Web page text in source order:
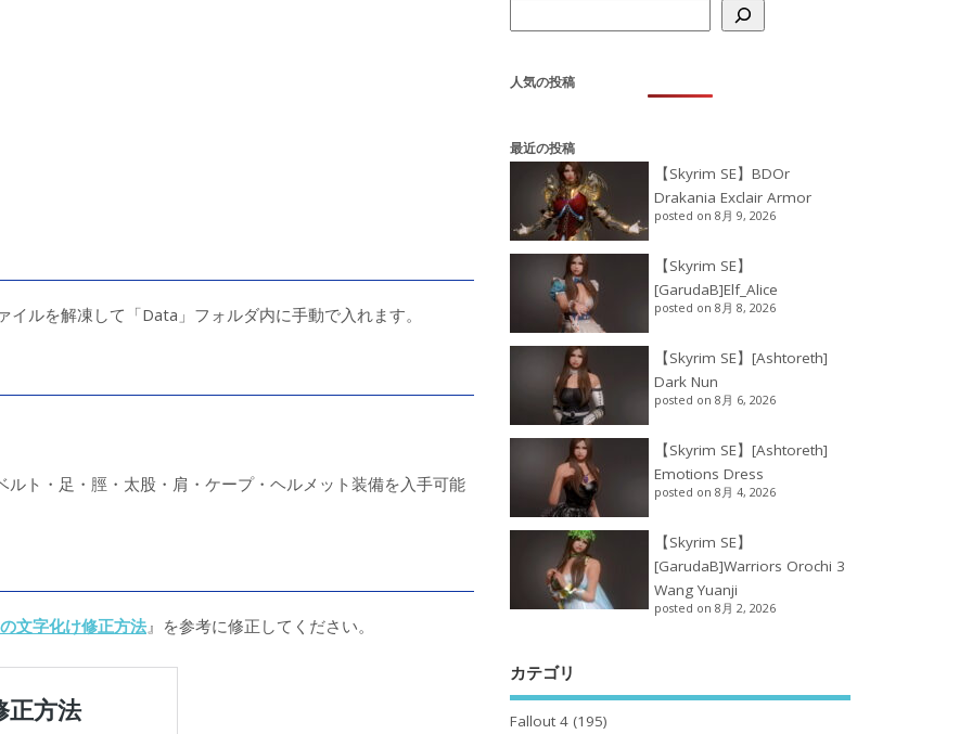
ルを解凍して「Data」フォルダ内に手動で入れます。
ト・足・脛・太股・肩・ケープ・ヘルメット装備を入手可能
文字化け修正方法』を参考に修正してください。
人気の投稿
最近の投稿
【Skyrim SE】BDOr
Drakania Exclair Armor
posted on 8月 9, 2026
【Skyrim SE】
[GarudaB]Elf_Alice
posted on 8月 8, 2026
【Skyrim SE】[Ashtoreth]
Dark Nun
posted on 8月 6, 2026
【Skyrim SE】[Ashtoreth]
Emotions Dress
posted on 8月 4, 2026
【Skyrim SE】
[GarudaB]Warriors Orochi 3
Wang Yuanji
posted on 8月 2, 2026
カテゴリ
Fallout 4 (195)